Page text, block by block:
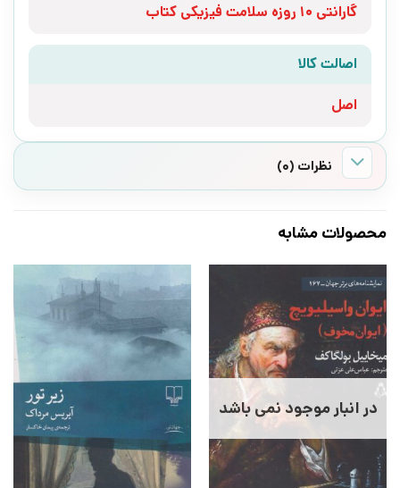
گارانتی 10 روزه سلامت فیزیکی کتاب
اصالت کالا
اصل
نظرات (0)
محصولات مشابه
در انبار موجود نمی باشد